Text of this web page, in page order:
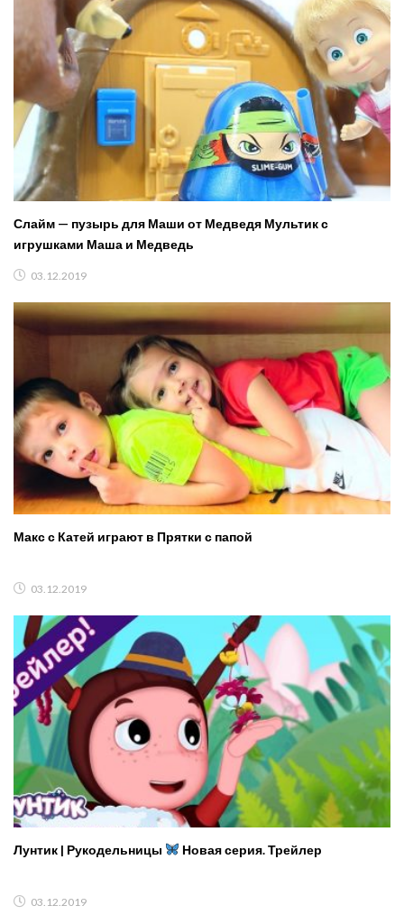
Слайм — пузырь для Маши от Медведя Мультик с
игрушками Маша и Медведь
03.12.2019
Макс с Катей играют в Прятки с папой
03.12.2019
Лунтик | Рукодельницы Новая серия. Трейлер
03.12.2019